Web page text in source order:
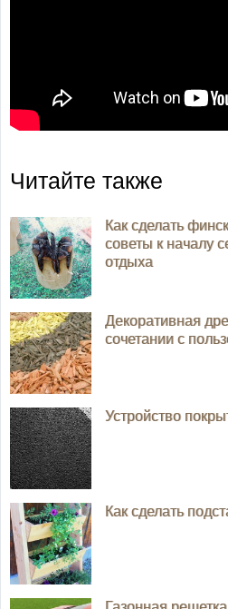
Читайте также
Как сделать
советы к началу
отдыха
Декоративная
сочетании с
Устройство
Как сделать